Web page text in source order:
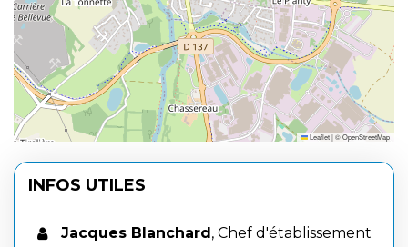
Leaflet|©OpenStreetMap
INFOS UTILES
Jacques Blanchard, Chef d'établissement